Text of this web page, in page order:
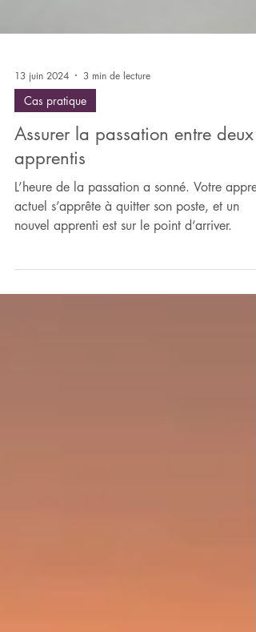
13 juin 2024 3 min de lecture
Cas pratique
Assurer la passation entre deux
apprentis
L’heure de la passation a sonné. Votre apprenti